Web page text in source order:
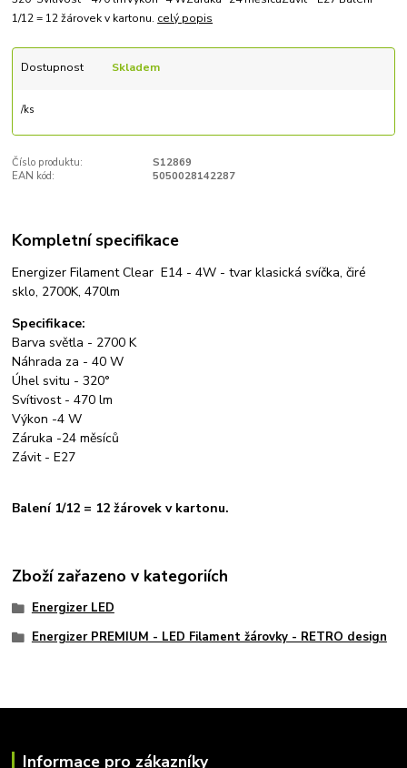
1/12 = 12 žárovek v kartonu. celý popis
Dostupnost Skladem
/ks
Číslo produktu:
S12869
EAN kód:
5050028142287
Kompletní specifikace
Energizer Filament Clear E14 - 4W - tvar klasická svíčka, čiré
sklo, 2700K, 470lm
Specifikace:
Barva světla - 2700 K
Náhrada za - 40 W
Úhel svitu - 320°
Svítivost - 470 lm
Výkon -4 W
Záruka -24 měsíců
Závit - E27
Balení 1/12 = 12 žárovek v kartonu.
Zboží zařazeno v kategoriích
Energizer LED
Energizer PREMIUM - LED Filament žárovky - RETRO design
Informace pro zákazníky